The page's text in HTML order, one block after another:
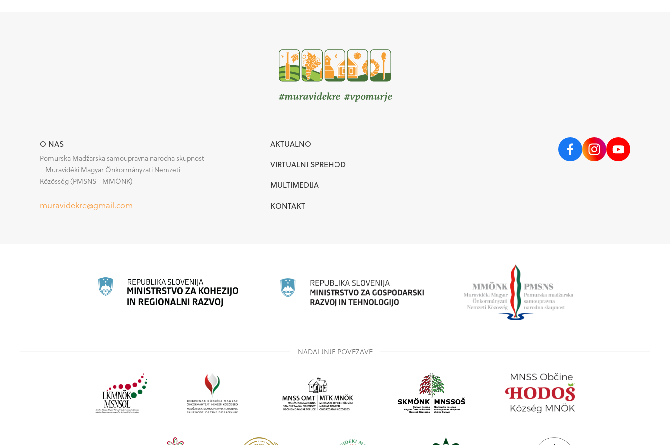
#muravidekre #vpomurje
O NAS
Pomurska Madžarska samoupravna narodna skupnost
– Muravidéki Magyar Önkormányzati Nemzeti
Közösség (PMSNS - MMÖNK)
muravidekre@gmail.com
AKTUALNO
VIRTUALNI SPREHOD
MULTIMEDIJA
KONTAKT
NADALJNJE POVEZAVE